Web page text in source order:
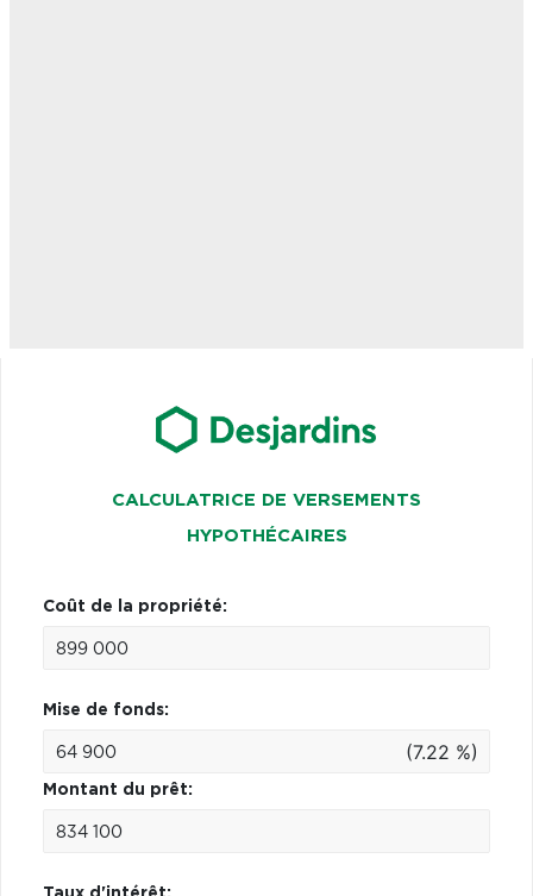
CALCULATRICE DE VERSEMENTS
HYPOTHÉCAIRES
Coût de la propriété:
Mise de fonds:
(7.22 %)
Montant du prêt: